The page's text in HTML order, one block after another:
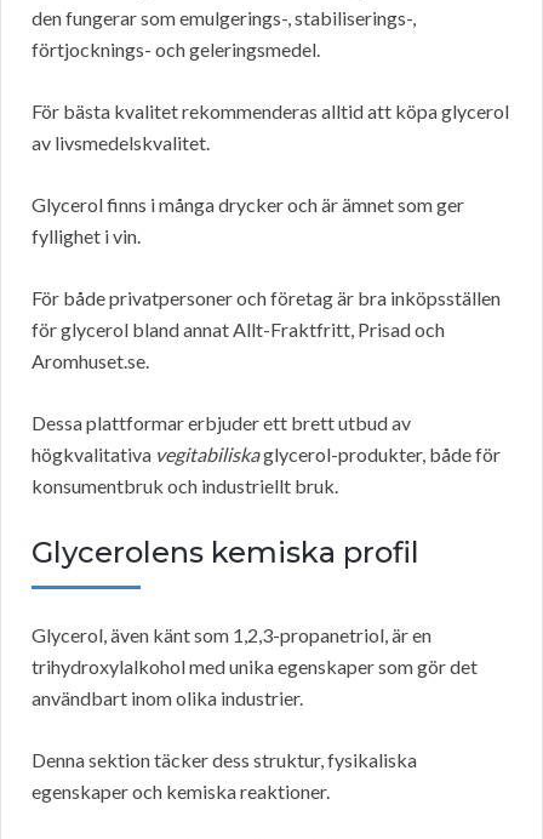
den fungerar som emulgerings-, stabiliserings-,
förtjocknings- och geleringsmedel.
För bästa kvalitet rekommenderas alltid att köpa glycerol
av livsmedelskvalitet.
Glycerol finns i många drycker och är ämnet som ger
fyllighet i vin.
För både privatpersoner och företag är bra inköpsställen
för glycerol bland annat Allt-Fraktfritt, Prisad och
Aromhuset.se.
Dessa plattformar erbjuder ett brett utbud av
högkvalitativa vegitabiliskaglycerol-produkter, både för
konsumentbruk och industriellt bruk.
Glycerolens kemiska profil
Glycerol, även känt som 1,2,3-propanetriol, är en
trihydroxylalkohol med unika egenskaper som gör det
användbart inom olika industrier.
Denna sektion täcker dess struktur, fysikaliska
egenskaper och kemiska reaktioner.